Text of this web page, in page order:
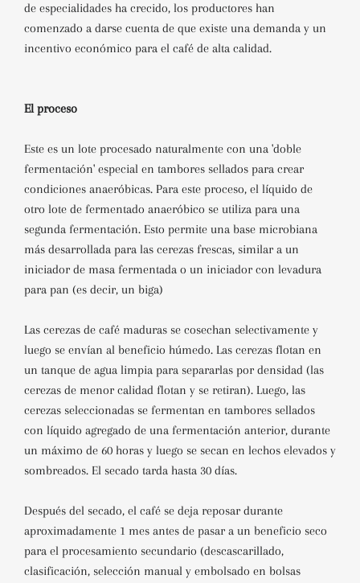
de especialidades ha crecido, los productores han
comenzado a darse cuenta de que existe una demanda y un
incentivo económico para el café de alta calidad.
El proceso
Este es un lote procesado naturalmente con una 'doble
fermentación' especial en tambores sellados para crear
condiciones anaeróbicas. Para este proceso, el líquido de
otro lote de fermentado anaeróbico se utiliza para una
segunda fermentación. Esto permite una base microbiana
más desarrollada para las cerezas frescas, similar a un
iniciador de masa fermentada o un iniciador con levadura
para pan (es decir, un biga)
Las cerezas de café maduras se cosechan selectivamente y
luego se envían al beneficio húmedo. Las cerezas flotan en
un tanque de agua limpia para separarlas por densidad (las
cerezas de menor calidad flotan y se retiran). Luego, las
cerezas seleccionadas se fermentan en tambores sellados
con líquido agregado de una fermentación anterior, durante
un máximo de 60 horas y luego se secan en lechos elevados y
sombreados. El secado tarda hasta 30 días.
Después del secado, el café se deja reposar durante
aproximadamente 1 mes antes de pasar a un beneficio seco
para el procesamiento secundario (descascarillado,
clasificación, selección manual y embolsado en bolsas